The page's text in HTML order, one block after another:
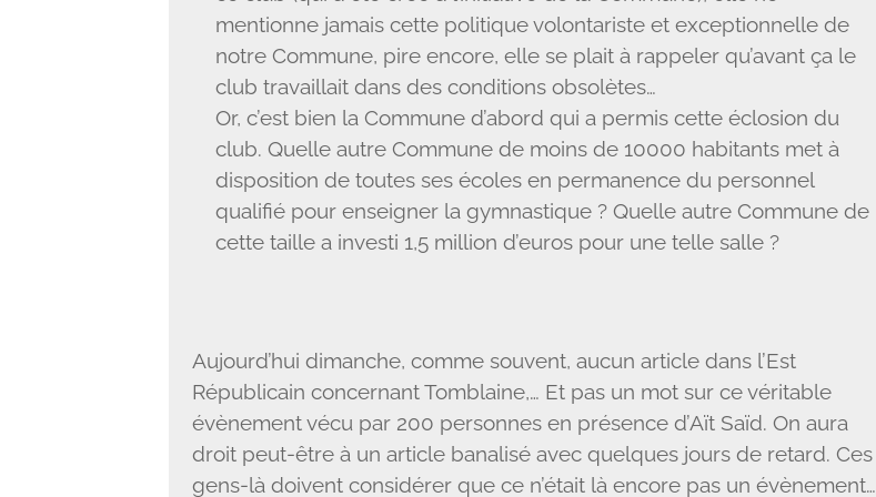
mentionne jamais cette politique volontariste et exceptionnelle de
notre Commune, pire encore, elle se plait à rappeler qu’avant ça le
club travaillait dans des conditions obsolètes…
Or, c’est bien la Commune d’abord qui a permis cette éclosion du
club. Quelle autre Commune de moins de 10000 habitants met à
disposition de toutes ses écoles en permanence du personnel
qualifié pour enseigner la gymnastique ? Quelle autre Commune de
cette taille a investi 1,5 million d’euros pour une telle salle ?
Aujourd’hui dimanche, comme souvent, aucun article dans l’Est
Républicain concernant Tomblaine,… Et pas un mot sur ce véritable
évènement vécu par 200 personnes en présence d’Aït Saïd. On aura
droit peut-être à un article banalisé avec quelques jours de retard. Ces
gens-là doivent considérer que ce n’était là encore pas un évènement…